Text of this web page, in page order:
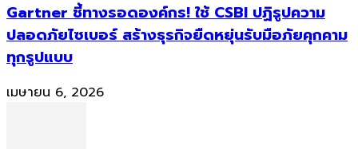
Gartner ชี้ทางรอดองค์กร! ใช้ CSBI ปฏิรูปความ
ปลอดภัยไซเบอร์ สร้างธุรกิจยืดหยุ่นรับมือภัยคุกคาม
ทุกรูปแบบ
เมษายน 6, 2026